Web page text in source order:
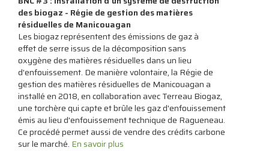
des biogaz - Régie de gestion des matières
résiduelles de Manicouagan
Les biogaz représentent des émissions de gaz à
effet de serre issus de la décomposition sans
oxygène des matières résiduelles dans un lieu
d'enfouissement. De manière volontaire, la Régie de
gestion des matières résiduelles de Manicouagan a
installé en 2018, en collaboration avec Terreau Biogaz,
une torchère qui capte et brûle les gaz d'enfouissement
émis au lieu d'enfouissement technique de Ragueneau.
Ce procédé permet aussi de vendre des crédits carbone
sur le marché. En savoir plus